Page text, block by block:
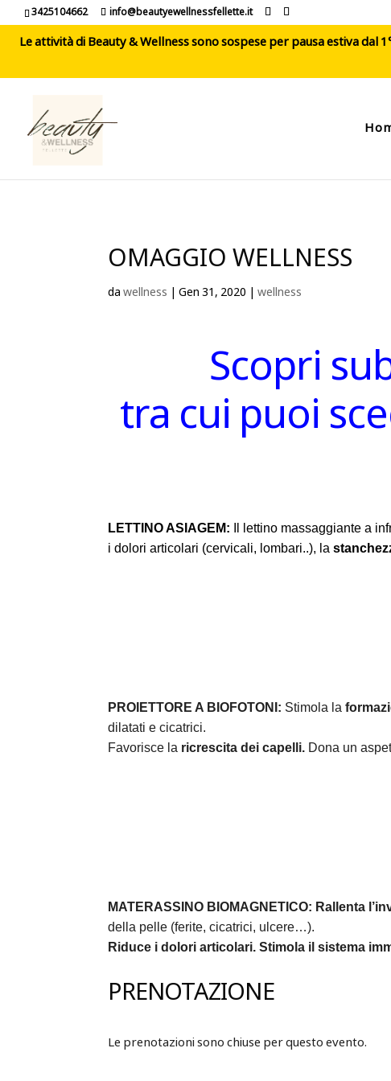
3425104662 info@beautyewellnessfellette.it
Le attività di Beauty & Wellness sono sospese per pausa estiva
OMAGGIO WELLNESS
dawellness |Gen 31, 2020 |wellness
Scopri
tra cui puoi
LETTINO ASIAGEM: Il lettino massaggiante a
i dolori articolari (cervicali, lombari..), la
PROIETTORE A BIOFOTONI: Stimola la
dilatati e cicatrici.
Favorisce la ricrescita dei capelli. Dona un
MATERASSINO BIOMAGNETICO: Rallenta
della pelle (ferite, cicatrici, ulcere…).
Riduce i dolori articolari.Stimola il sistema
PRENOTAZIONE
Le prenotazioni sono chiuse per questo evento.